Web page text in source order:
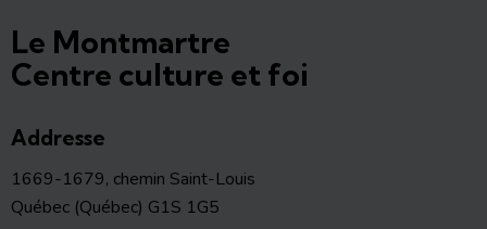
Le Montmartre
Centre culture et foi
Addresse
1669-1679, chemin Saint-Louis
Québec (Québec) G1S 1G5